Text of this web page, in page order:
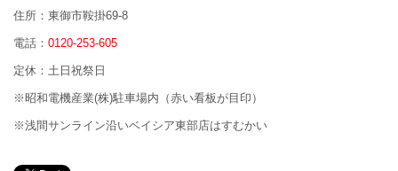
住所：東御市鞍掛69-8
電話： 0120-253-605
定休：土日祝祭日
※昭和電機産業(株)駐車場内（赤い看板が目印）
※浅間サンライン沿いベイシア東部店はすむかい